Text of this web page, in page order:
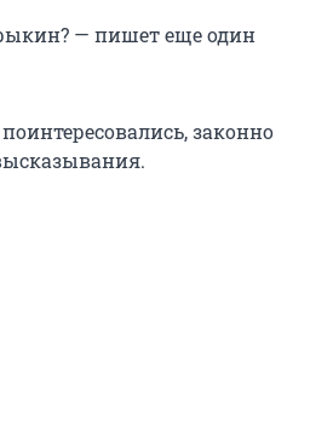
— пишет еще один
законно